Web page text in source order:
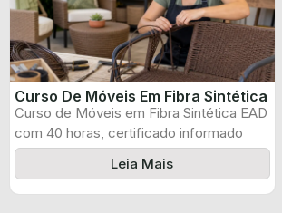
Curso De Móveis Em Fibra Sintética
Curso de Móveis em Fibra Sintética EAD
com 40 horas, certificado informado
pelo ...
Leia Mais